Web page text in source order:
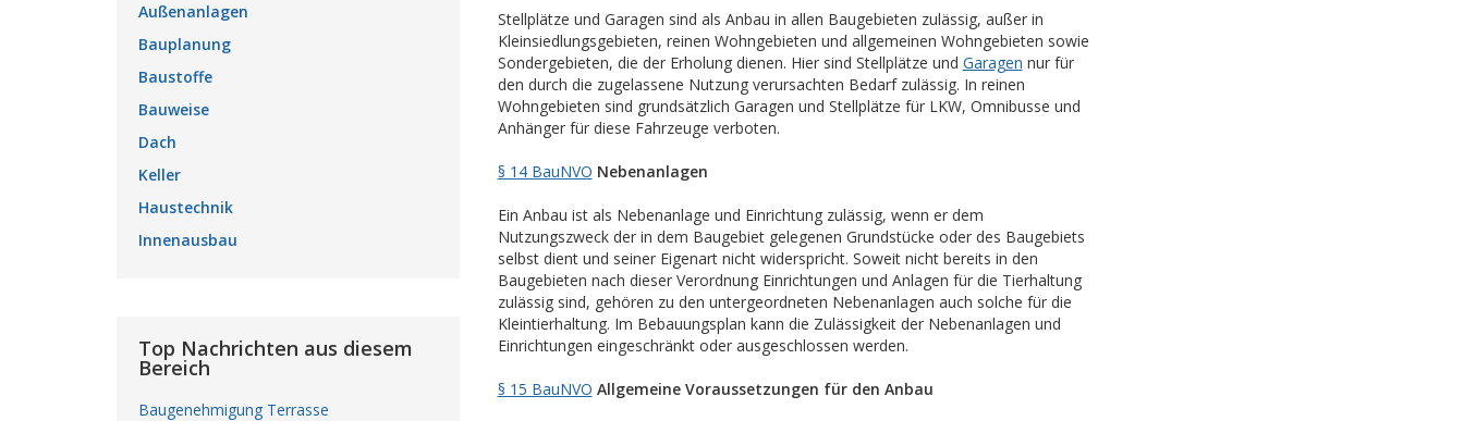
Stellplätze und Garagen sind als Anbau in allen Baugebieten zulässig, außer in
Kleinsiedlungsgebieten, reinen Wohngebieten und allgemeinen Wohngebieten sowie
Sondergebieten, die der Erholung dienen. Hier sind Stellplätze und Garagen nur für
den durch die zugelassene Nutzung verursachten Bedarf zulässig. In reinen
Wohngebieten sind grundsätzlich Garagen und Stellplätze für LKW, Omnibusse und
Anhänger für diese Fahrzeuge verboten.
§ 14 BauNVO Nebenanlagen
Ein Anbau ist als Nebenanlage und Einrichtung zulässig, wenn er dem
Nutzungszweck der in dem Baugebiet gelegenen Grundstücke oder des Baugebiets
selbst dient und seiner Eigenart nicht widerspricht. Soweit nicht bereits in den
Baugebieten nach dieser Verordnung Einrichtungen und Anlagen für die Tierhaltung
zulässig sind, gehören zu den untergeordneten Nebenanlagen auch solche für die
Kleintierhaltung. Im Bebauungsplan kann die Zulässigkeit der Nebenanlagen und
Einrichtungen eingeschränkt oder ausgeschlossen werden.
§ 15 BauNVO Allgemeine Voraussetzungen für den Anbau
Außenanlagen
Bauplanung
Baustoffe
Bauweise
Dach
Keller
Haustechnik
Innenausbau
Top Nachrichten aus diesem
Bereich
Baugenehmigung Terrasse